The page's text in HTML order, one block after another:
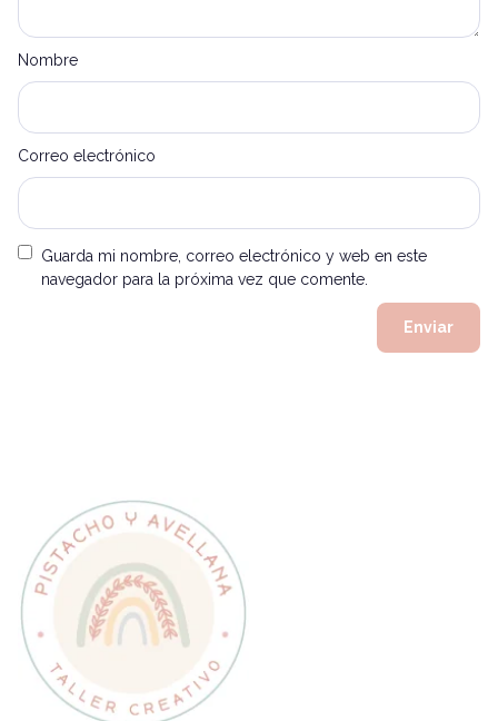
Nombre
Correo electrónico
Guarda mi nombre, correo electrónico y web en este
navegador para la próxima vez que comente.